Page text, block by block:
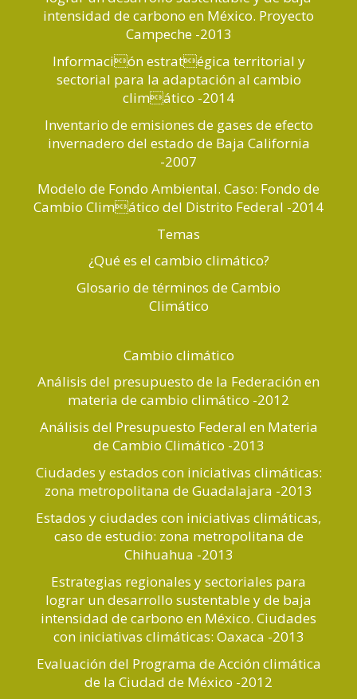
intensidad de carbono en México. Proyecto
Campeche -2013
Información estratégica territorial y
sectorial para la adaptación al cambio
climático -2014
Inventario de emisiones de gases de efecto
invernadero del estado de Baja California
-2007
Modelo de Fondo Ambiental. Caso: Fondo de
Cambio Climático del Distrito Federal -2014
Temas
¿Qué es el cambio climático?
Glosario de términos de Cambio
Climático
Cambio climático
Análisis del presupuesto de la Federación en
materia de cambio climático -2012
Análisis del Presupuesto Federal en Materia
de Cambio Climático -2013
Ciudades y estados con iniciativas climáticas:
zona metropolitana de Guadalajara -2013
Estados y ciudades con iniciativas climáticas,
caso de estudio: zona metropolitana de
Chihuahua -2013
Estrategias regionales y sectoriales para
lograr un desarrollo sustentable y de baja
intensidad de carbono en México. Ciudades
con iniciativas climáticas: Oaxaca -2013
Evaluación del Programa de Acción climática
de la Ciudad de México -2012